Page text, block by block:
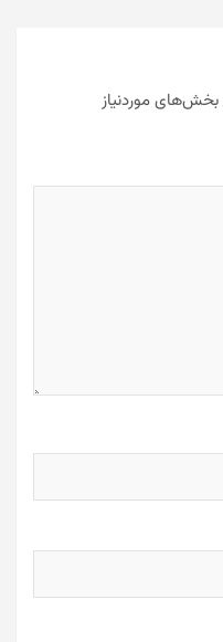
بخش‌های موردنیاز